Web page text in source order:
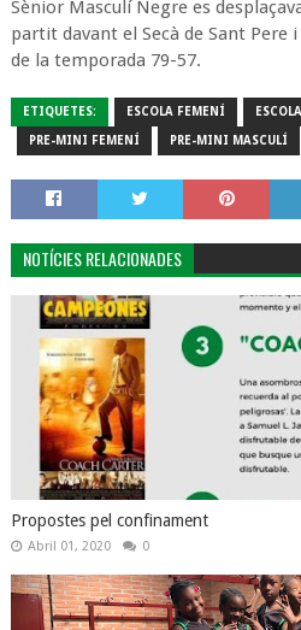
Sènior Masculí Negre es
partit davant el Secà de Sant Pere
de la temporada 79-57.
ETIQUETES: ESCOLA FEMENÍ
PRE-MINI FEMENÍ PRE-MINI MASCULÍ
NOTÍCIES RELACIONADES
Propostes pel confinament
Abril 01, 2020 0